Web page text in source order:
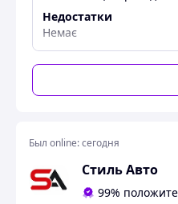
Сечение провода: 0,75 мм
Зажимы (крокодилы):
Недостатки
Немає
Был online:сегодня
Стиль Авто
99%